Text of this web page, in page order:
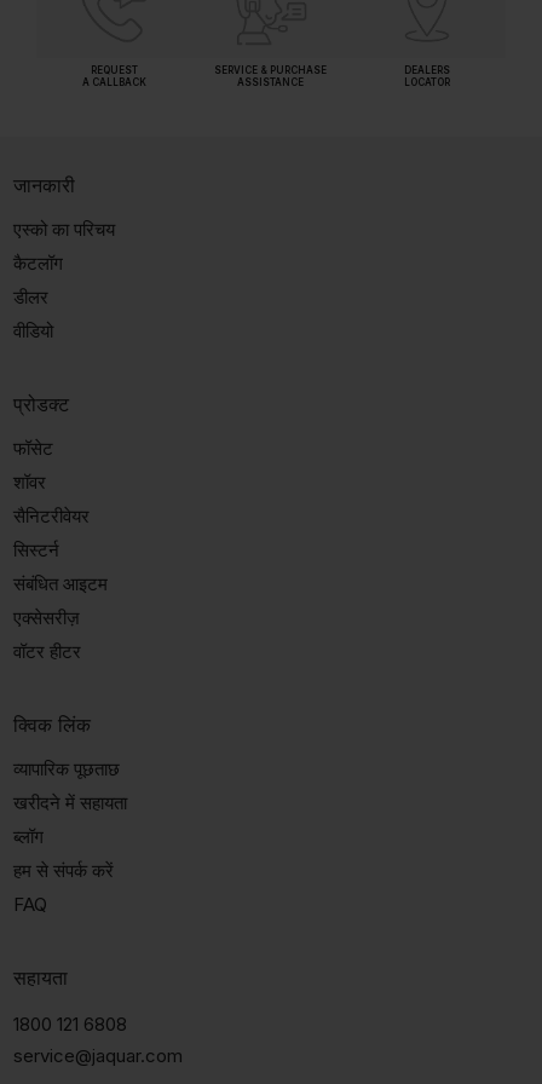
REQUEST
A CALLBACK
SERVICE & PURCHASE
ASSISTANCE
DEALERS
LOCATOR
जानकारी
एस्को का परिचय
कैटलॉग
डीलर
वीडियो
प्रोडक्ट
फॉसेट
शॉवर
सैनिटरीवेयर
सिस्टर्न
संबंधित आइटम
एक्सेसरीज़
वॉटर हीटर
क्विक लिंक
व्यापारिक पूछताछ
खरीदने में सहायता
ब्लॉग
हम से संपर्क करें
FAQ
सहायता
1800 121 6808
service@jaquar.com